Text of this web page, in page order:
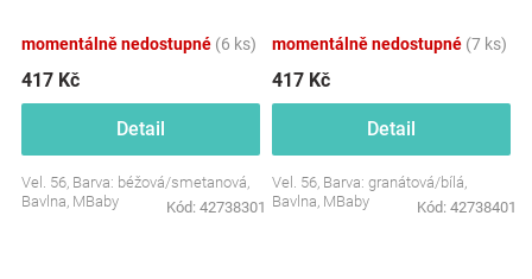
momentálně nedostupné (6 ks)
417 Kč
Detail
Vel. 56, Barva: béžová/smetanová,
Bavlna, MBaby
Kód: 42738301
momentálně nedostupné (7 ks)
417 Kč
Detail
Vel. 56, Barva: granátová/bílá,
Bavlna, MBaby
Kód: 42738401